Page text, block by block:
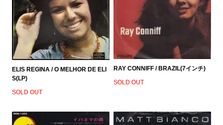
ELIS REGINA / O MELHOR DE ELI
S(LP)
SOLD OUT
RAY CONNIFF / BRAZIL(7インチ)
SOLD OUT